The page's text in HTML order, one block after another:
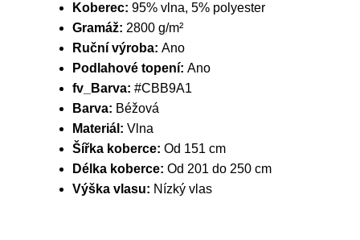
Koberec: 95% vlna, 5% polyester
Gramáž: 2800 g/m²
Ruční výroba: Ano
Podlahové topení: Ano
fv_Barva: #CBB9A1
Barva: Béžová
Materiál: Vlna
Šířka koberce: Od 151 cm
Délka koberce: Od 201 do 250 cm
Výška vlasu: Nízký vlas